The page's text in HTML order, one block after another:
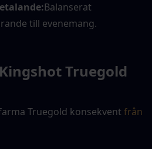
Balanserat
till evenemang.
Truegold
Truegold konsekvent från